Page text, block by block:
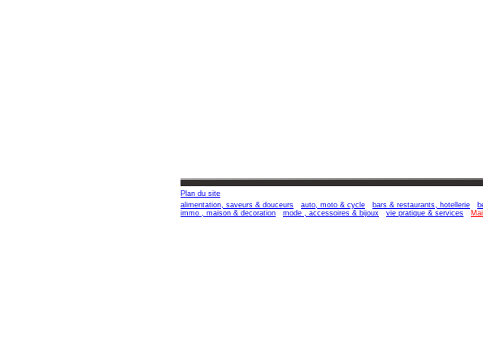
Plan du site
alimentation, saveurs & douceurs
auto, moto & cycle bars & restaurants, hotellerie
immo , maison & decoration
mode , accessoires & bijoux vie pratique & services